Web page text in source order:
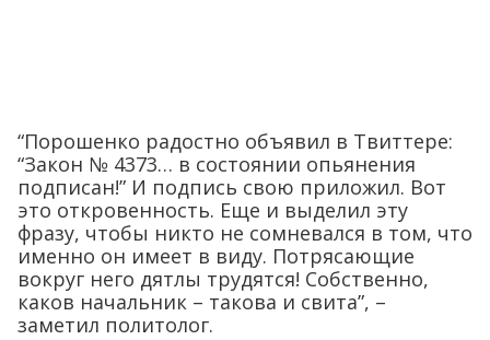
“Порошенко радостно объявил в Твиттере:
“Закон № 4373… в состоянии опьянения
подписан!” И подпись свою приложил. Вот
это откровенность. Еще и выделил эту
фразу, чтобы никто не сомневался в том, что
именно он имеет в виду. Потрясающие
вокруг него дятлы трудятся! Собственно,
каков начальник – такова и свита”, –
заметил политолог.